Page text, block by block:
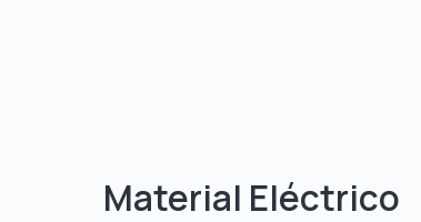
Material Eléctrico